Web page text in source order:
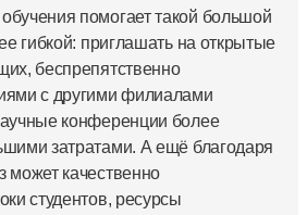
помогает такой большой
гибкой: приглашать на открытые
беспрепятственно
с другими филиалами
конференции более
затратами. А ещё благодаря
может качественно
студентов, ресурсы